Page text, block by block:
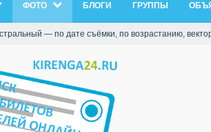
ФОТО БЛОГИ ГРУППЫ
— по дате съёмки, по возрастанию,